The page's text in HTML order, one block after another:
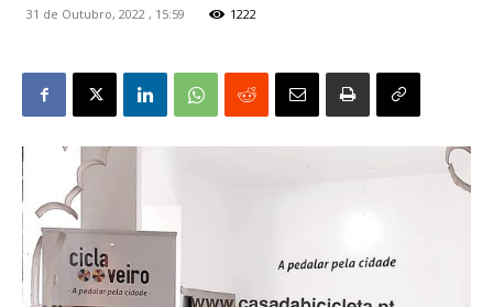
31 de Outubro, 2022 , 15:59 1222